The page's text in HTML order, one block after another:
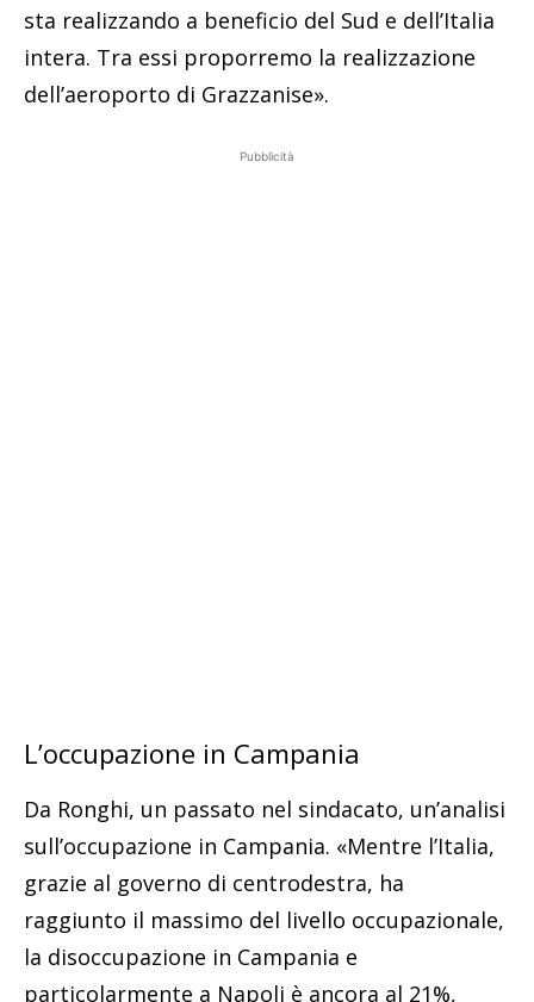
sta realizzando a beneficio del Sud e dell’Italia
intera. Tra essi proporremo la realizzazione
dell’aeroporto di Grazzanise».
Pubblicità
L’occupazione in Campania
Da Ronghi, un passato nel sindacato, un’analisi
sull’occupazione in Campania. «Mentre l’Italia,
grazie al governo di centrodestra, ha
raggiunto il massimo del livello occupazionale,
la disoccupazione in Campania e
particolarmente a Napoli è ancora al 21%,